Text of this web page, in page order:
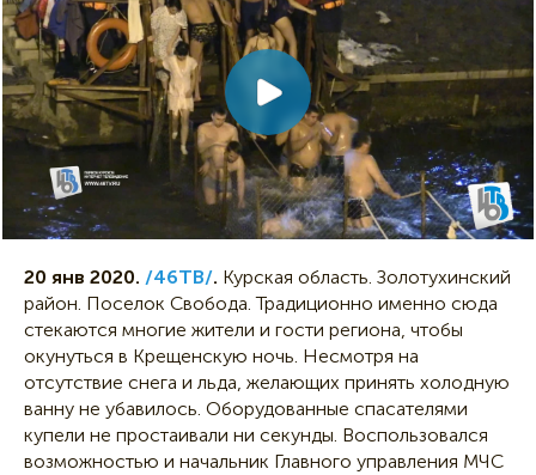
20 янв 2020. /46ТВ/. Курская область. Золотухинский
район. Поселок Свобода. Традиционно именно сюда
стекаются многие жители и гости региона, чтобы
окунуться в Крещенскую ночь. Несмотря на
отсутствие снега и льда, желающих принять холодную
ванну не убавилось. Оборудованные спасателями
купели не простаивали ни секунды. Воспользовался
возможностью и начальник Главного управления МЧС